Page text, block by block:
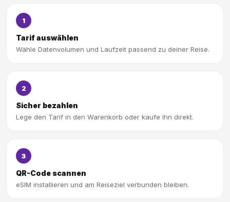
1
Tarif auswählen
Wähle Datenvolumen und Laufzeit passend zu deiner Reise.
2
Sicher bezahlen
Lege den Tarif in den Warenkorb oder kaufe ihn direkt.
3
QR-Code scannen
eSIM installieren und am Reiseziel verbunden bleiben.